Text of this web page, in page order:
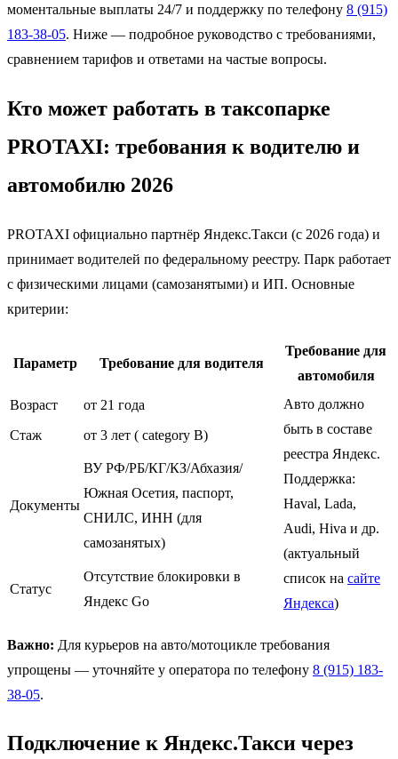
моментальные выплаты 24/7 и поддержку по телефону 8 (915)
183-38-05. Ниже — подробное руководство с требованиями,
сравнением тарифов и ответами на частые вопросы.
Кто может работать в таксопарке
PROTAXI: требования к водителю и
автомобилю 2026
PROTAXI официально партнёр Яндекс.Такси (с 2026 года) и
принимает водителей по федеральному реестру. Парк работает
с физическими лицами (самозанятыми) и ИП. Основные
критерии:
Параметр Требование для водителя
Требование для
автомобиля
Возраст
от 21 года
Авто должно
быть в составе
реестра Яндекс.
Поддержка:
Haval, Lada,
Audi, Нiva и др.
(актуальный
список на сайте
Яндекса)
Стаж от 3 лет ( category B)
Документы
ВУ РФ/РБ/КГ/КЗ/Абхазия/
Южная Осетия, паспорт,
СНИЛС, ИНН (для
самозанятых)
Статус
Отсутствие блокировки в
Яндекс Go
Важно: Для курьеров на авто/мотоцикле требования
упрощены — уточняйте у оператора по телефону 8 (915) 183-
38-05.
Подключение к Яндекс.Такси через